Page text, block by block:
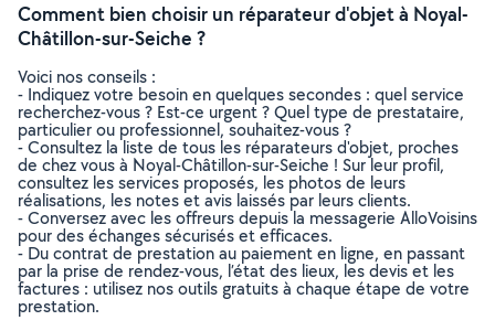
Comment bien choisir un réparateur d'objet à Noyal-
Châtillon-sur-Seiche ?
Voici nos conseils :
- Indiquez votre besoin en quelques secondes : quel service
recherchez-vous ? Est-ce urgent ? Quel type de prestataire,
particulier ou professionnel, souhaitez-vous ?
- Consultez la liste de tous les réparateurs d'objet, proches
de chez vous à Noyal-Châtillon-sur-Seiche ! Sur leur profil,
consultez les services proposés, les photos de leurs
réalisations, les notes et avis laissés par leurs clients.
- Conversez avec les offreurs depuis la messagerie AlloVoisins
pour des échanges sécurisés et efficaces.
- Du contrat de prestation au paiement en ligne, en passant
par la prise de rendez-vous, l’état des lieux, les devis et les
factures : utilisez nos outils gratuits à chaque étape de votre
prestation.